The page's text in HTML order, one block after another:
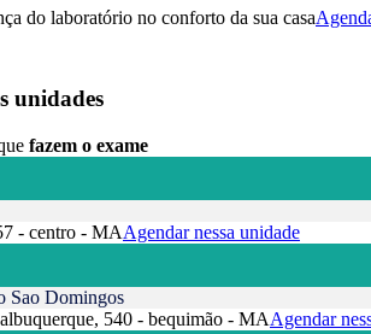
do laboratório no conforto da sua casa
unidades
fazem o exame
- centro - MAAgendar nessa unidade
Sao Domingos
540 - bequimão - MAAgendar